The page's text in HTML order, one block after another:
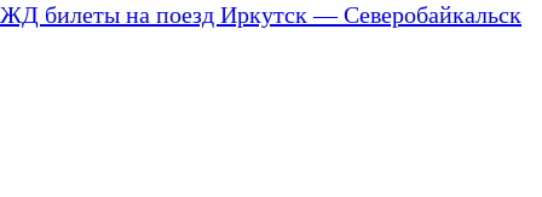
ЖД билеты на поезд Иркутск — Северобайкальск